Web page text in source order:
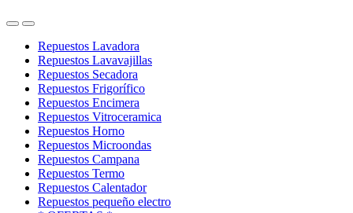
OpenClose
Repuestos Lavadora
Repuestos Lavavajillas
Repuestos Secadora
Repuestos Frigorífico
Repuestos Encimera
Repuestos Vitroceramica
Repuestos Horno
Repuestos Microondas
Repuestos Campana
Repuestos Termo
Repuestos Calentador
Repuestos pequeño electro